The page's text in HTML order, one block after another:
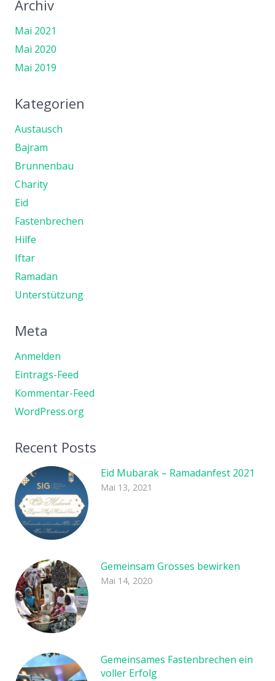
Archiv
Mai 2021
Mai 2020
Mai 2019
Kategorien
Austausch
Bajram
Brunnenbau
Charity
Eid
Fastenbrechen
Hilfe
Iftar
Ramadan
Unterstützung
Meta
Anmelden
Eintrags-Feed
Kommentar-Feed
WordPress.org
Recent Posts
Eid Mubarak – Ramadanfest 2021
Mai 13, 2021
Gemeinsam Grosses bewirken
Mai 14, 2020
Gemeinsames Fastenbrechen ein
voller Erfolg